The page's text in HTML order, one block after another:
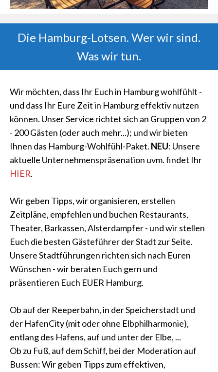
Die Hamburg-Lotsen. Wer wir sind.
Was wir tun.
Wir möchten, dass Ihr Euch in Hamburg wohlfühlt -
und dass Ihr Eure Zeit in Hamburg effektiv nutzen
können. Unser Service richtet sich an Gruppen von 2
- 200 Gästen (oder auch mehr...); und wir bieten
Ihnen das Hamburg-Wohlfühl-Paket. NEU: Unsere
aktuelle Unternehmenspräsenation uvm. findet Ihr
HIER.
Wir geben Tipps, wir organisieren, erstellen
Zeitpläne, empfehlen und buchen Restaurants,
Theater, Barkassen, Alsterdampfer - und wir stellen
Euch die besten Gästeführer der Stadt zur Seite.
Unsere Stadtführungen richten sich nach Euren
Wünschen - wir beraten Euch gern und
präsentieren Euch EUER Hamburg.
Ob auf der Reeperbahn, in der Speicherstadt und
der HafenCity (mit oder ohne Elbphilharmonie),
entlang des Hafens, auf und unter der Elbe, ...
Ob zu Fuß, auf dem Schiff, bei der Moderation auf
Bussen: Wir geben Tipps zum effektiven,